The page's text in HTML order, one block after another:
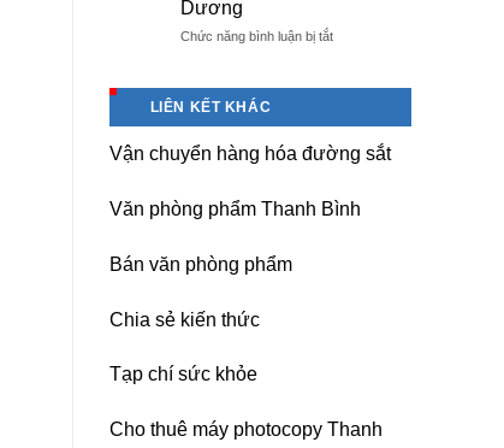
Nội
dạy
tốt
Dương
Chức năng bình luận bị tắtở
Nitto
tại
TP
LIÊN KẾT KHÁC
Vận chuyển hàng hóa đường sắt
Văn phòng phẩm Thanh Bình
Bán văn phòng phẩm
Chia sẻ kiến thức
Tạp chí sức khỏe
Cho thuê máy photocopy Thanh